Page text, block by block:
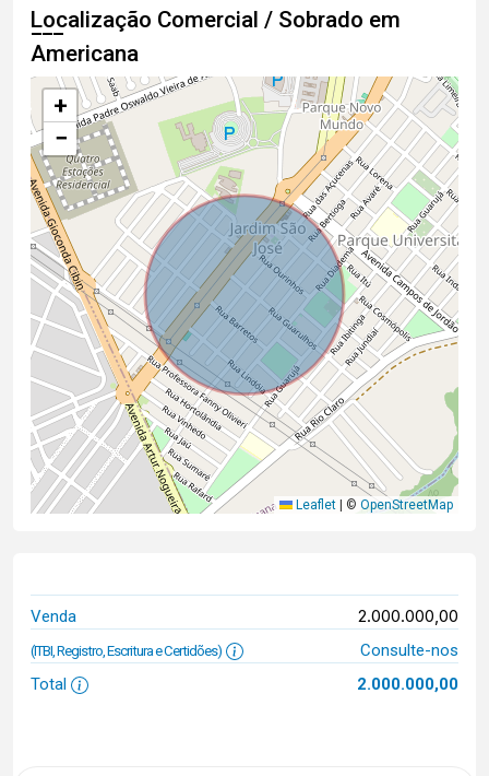
Localização Comercial / Sobrado em
Americana
+
−
Leaflet | © OpenStreetMap
Venda 2.000.000,00
(ITBI, Registro, Escritura e Certidões)
Consulte-nos
Total
2.000.000,00